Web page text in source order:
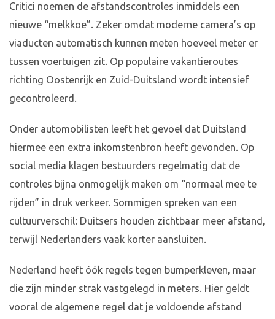
Critici noemen de afstandscontroles inmiddels een
nieuwe “melkkoe”. Zeker omdat moderne camera’s op
viaducten automatisch kunnen meten hoeveel meter er
tussen voertuigen zit. Op populaire vakantieroutes
richting Oostenrijk en Zuid-Duitsland wordt intensief
gecontroleerd.
Onder automobilisten leeft het gevoel dat Duitsland
hiermee een extra inkomstenbron heeft gevonden. Op
social media klagen bestuurders regelmatig dat de
controles bijna onmogelijk maken om “normaal mee te
rijden” in druk verkeer. Sommigen spreken van een
cultuurverschil: Duitsers houden zichtbaar meer afstand,
terwijl Nederlanders vaak korter aansluiten.
Nederland heeft óók regels tegen bumperkleven, maar
die zijn minder strak vastgelegd in meters. Hier geldt
vooral de algemene regel dat je voldoende afstand